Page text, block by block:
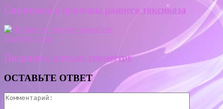
Симптомы и причины раннего токсикоза
Беременность
Питание в третьем триместре
ОСТАВЬТЕ ОТВЕТ